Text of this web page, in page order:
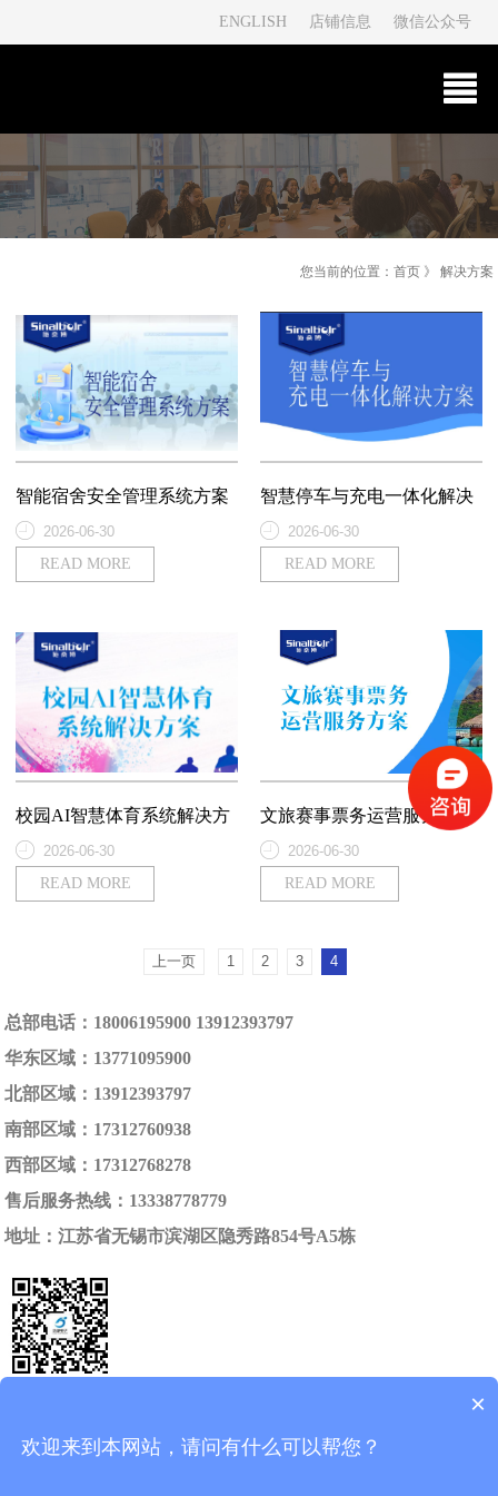
ENGLISH 店铺信息 微信公众号
您当前的位置： 首页》 解决方案
智能宿舍安全管理系统方案
2026-06-30
READ MORE
智慧停车与充电一体化解决
方案2026-06-30
READ MORE
校园AI智慧体育系统解决方
案
2026-06-30
READ MORE
文旅赛事票务运营服务方案
2026-06-30
READ MORE
上一页 1 2 3 4
总部电话：18006195900 13912393797
华东区域：13771095900
北部区域：13912393797
南部区域：17312760938
西部区域：17312768278
售后服务热线：13338778779
地址：江苏省无锡市滨湖区隐秀路854号A5栋
无锡华捷电子信息技术有限公司 苏ICP备10008461号-1
×
欢迎来到本网站，请问有什么可以帮您？